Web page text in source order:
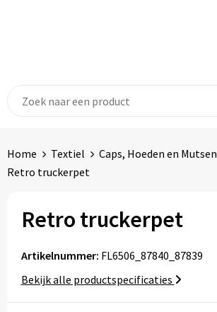
Home Textiel Caps, Hoeden en Mutsen
Retro truckerpet
Retro truckerpet
Artikelnummer: FL6506_87840_87839
Bekijk alle productspecificaties